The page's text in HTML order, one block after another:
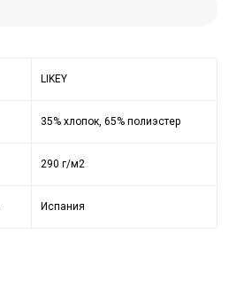
LIKEY
35% хлопок, 65% полиэстер
290 г/м2
Испания